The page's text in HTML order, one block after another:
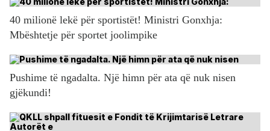
40 milionë lekë për sportistët! Ministri Gonxhja:
Mbështetje për sportet joolimpike
Pushime të ngadalta. Një himn për ata që nuk nisen
gjëkundi!